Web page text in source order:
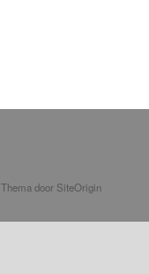
Thema door SiteOrigin